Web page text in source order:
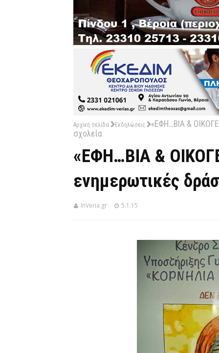
Αρχική σελίδα Εκδηλώσεις
«ΕΦΗ…ΒΙΑ &
σχολεία
«ΕΦΗ…ΒΙΑ &
ενημερωτικές
InVeria.gr 5.1.15